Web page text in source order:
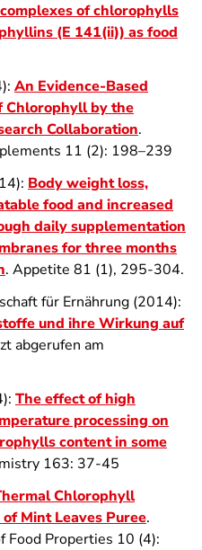
of chlorophylls
(E 141(ii)) as food
An Evidence-Based
Chlorophyll by the
Collaboration.
11 (2): 198–239
Body weight loss,
food and increased
daily supplementation
for three months
. Appetite 81 (1), 295-304.
für Ernährung (2014):
und ihre Wirkung auf
abgerufen am
The effect of high
processing on
content in some
163: 37-45
Chlorophyll
Mint Leaves Puree.
Food Properties 10 (4):